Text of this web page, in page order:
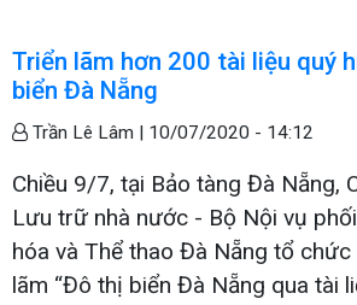
Triển lãm hơn 200 tài liệu quý
biển Đà Nẵng
Trần Lê Lâm | 10/07/2020 - 14:12
Chiều 9/7, tại Bảo tàng Đà Nẵng,
Lưu trữ nhà nước - Bộ Nội vụ
hóa và Thể thao Đà Nẵng tổ chức
lãm “Đô thị biển Đà Nẵng qua tài